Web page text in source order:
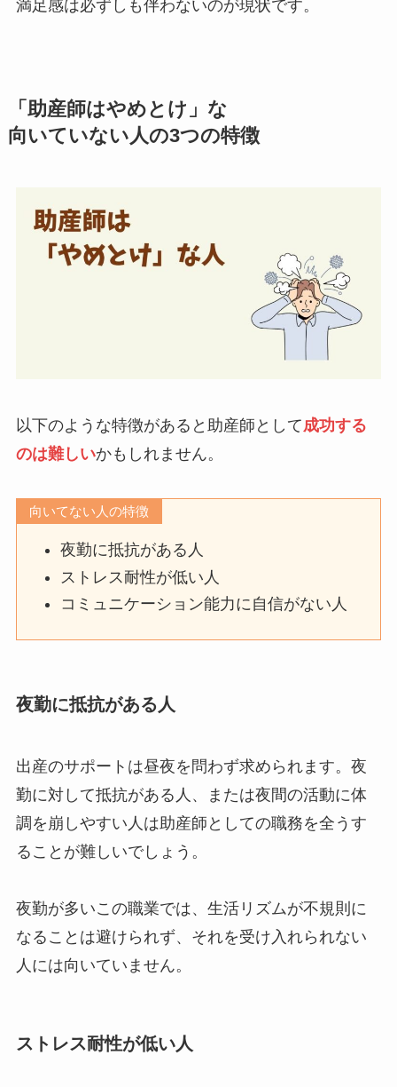
満足感は必ずしも伴わないのが現状です。
「助産師はやめとけ」な
向いていない人の3つの特徴
以下のような特徴があると助産師として成功する
のは難しいかもしれません。
向いてない人の特徴
夜勤に抵抗がある人
ストレス耐性が低い人
コミュニケーション能力に自信がない人
夜勤に抵抗がある人
出産のサポートは昼夜を問わず求められます。夜
勤に対して抵抗がある人、または夜間の活動に体
調を崩しやすい人は助産師としての職務を全うす
ることが難しいでしょう。
夜勤が多いこの職業では、生活リズムが不規則に
なることは避けられず、それを受け入れられない
人には向いていません。
ストレス耐性が低い人